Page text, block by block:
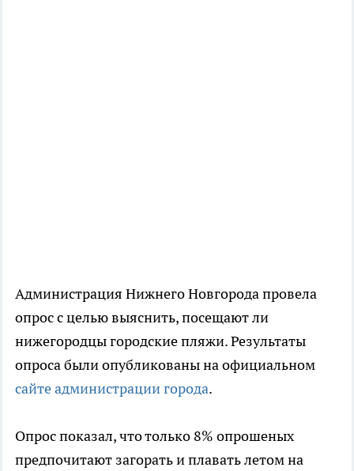
Администрация Нижнего Новгорода провела
опрос с целью выяснить, посещают ли
нижегородцы городские пляжи. Результаты
опроса были опубликованы на официальном
сайте администрации города.
Опрос показал, что только 8% опрошеных
предпочитают загорать и плавать летом на